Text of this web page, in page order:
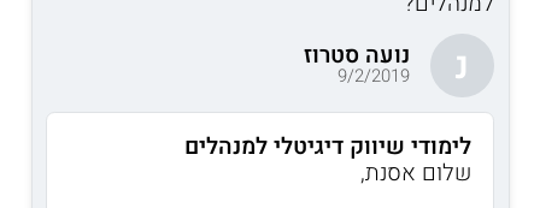
נ נועה סטרוז
9/2/2019
לימודי שיווק דיגיטלי למנהלים
שלום אסנת,